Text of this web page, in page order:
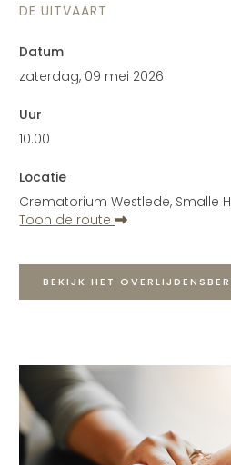
DE UITVAART
Datum
zaterdag, 09 mei 2026
Uur
10.00
Locatie
Crematorium Westlede, Smalle
Toon de route
BEKIJK HET